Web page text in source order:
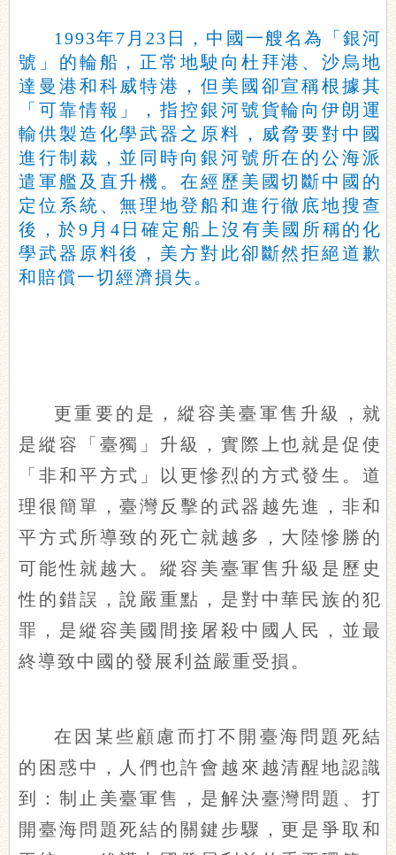
1993年7月23日，中國一艘名為「銀河
號」的輪船，正常地駛向杜拜港、沙烏地
達曼港和科威特港，但美國卻宣稱根據其
「可靠情報」，指控銀河號貨輪向伊朗運
輸供製造化學武器之原料，威脅要對中國
進行制裁，並同時向銀河號所在的公海派
遣軍艦及直升機。在經歷美國切斷中國的
定位系統、無理地登船和進行徹底地搜查
後，於9月4日確定船上沒有美國所稱的化
學武器原料後，美方對此卻斷然拒絕道歉
和賠償一切經濟損失。
更重要的是，縱容美臺軍售升級，就
是縱容「臺獨」升級，實際上也就是促使
「非和平方式」以更慘烈的方式發生。道
理很簡單，臺灣反擊的武器越先進，非和
平方式所導致的死亡就越多，大陸慘勝的
可能性就越大。縱容美臺軍售升級是歷史
性的錯誤，說嚴重點，是對中華民族的犯
罪，是縱容美國間接屠殺中國人民，並最
終導致中國的發展利益嚴重受損。
在因某些顧慮而打不開臺海問題死結
的困惑中，人們也許會越來越清醒地認識
到：制止美臺軍售，是解決臺灣問題、打
開臺海問題死結的關鍵步驟，更是爭取和